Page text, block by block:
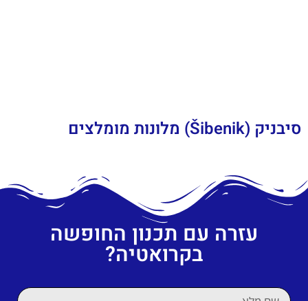
סיבניק (Šibenik) מלונות מומלצים
עזרה עם תכנון החופשה
בקרואטיה?